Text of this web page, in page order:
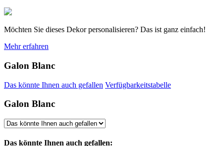
Möchten Sie dieses Dekor personalisieren? Das ist ganz einfach!
Mehr erfahren
Galon Blanc
Das könnte Ihnen auch gefallen Verfügbarkeitstabelle
Galon Blanc
Das könnte Ihnen auch gefallen: